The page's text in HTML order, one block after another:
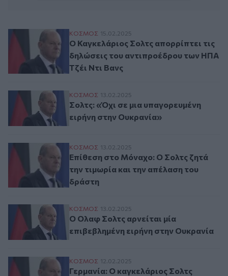
Ο Καγκελάριος Σολτς απορρίπτει τις
ΚΟΣΜΟΣ 15.02.2025
Ο Καγκελάριος Σολτς απορρίπτει τις
δηλώσεις του αντιπροέδρου των ΗΠΑ
Τζέι Ντι Βανς
Σολτς: «Όχι σε μια υπαγορευμένη ειρήνη
ΚΟΣΜΟΣ 13.02.2025
Σολτς: «Όχι σε μια υπαγορευμένη
ειρήνη στην Ουκρανία»
Επίθεση στο Μόναχο: Ο Σολτς ζητά την
ΚΟΣΜΟΣ 13.02.2025
Επίθεση στο Μόναχο: Ο Σολτς ζητά
την τιμωρία και την απέλαση του
δράστη
Ο Ολαφ Σολτς αρνείται μία επιβεβλημένη
ΚΟΣΜΟΣ 13.02.2025
Ο Ολαφ Σολτς αρνείται μία
επιβεβλημένη ειρήνη στην Ουκρανία
Γερμανία: Ο καγκελάριος Σολτς
ΚΟΣΜΟΣ 12.02.2025
Γερμανία: Ο καγκελάριος Σολτς